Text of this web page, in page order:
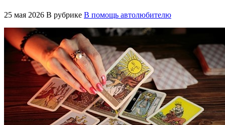
25 мая 2026 В рубрике В помощь автолюбителю